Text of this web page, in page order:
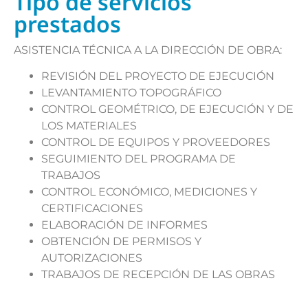
prestados
ASISTENCIA TÉCNICA A LA DIRECCIÓN DE OBRA:
REVISIÓN DEL PROYECTO DE EJECUCIÓN
LEVANTAMIENTO TOPOGRÁFICO
CONTROL GEOMÉTRICO, DE EJECUCIÓN Y DE
LOS MATERIALES
CONTROL DE EQUIPOS Y PROVEEDORES
SEGUIMIENTO DEL PROGRAMA DE
TRABAJOS
CONTROL ECONÓMICO, MEDICIONES Y
CERTIFICACIONES
ELABORACIÓN DE INFORMES
OBTENCIÓN DE PERMISOS Y
AUTORIZACIONES
TRABAJOS DE RECEPCIÓN DE LAS OBRAS